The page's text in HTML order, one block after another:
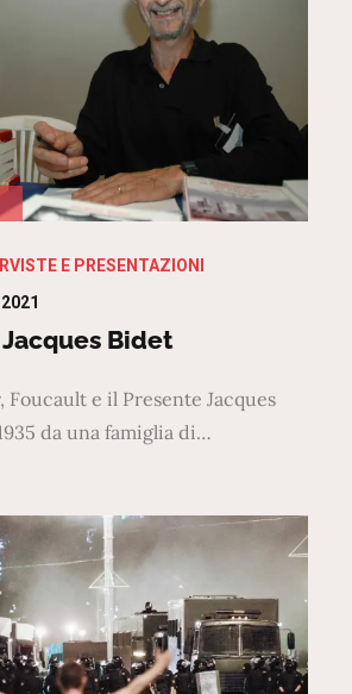
E PRESENTAZIONI
Bidet
Foucault e il Presente Jacques
da una famiglia di…